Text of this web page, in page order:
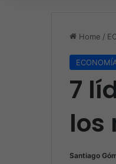
Home /
7
los
Santiago